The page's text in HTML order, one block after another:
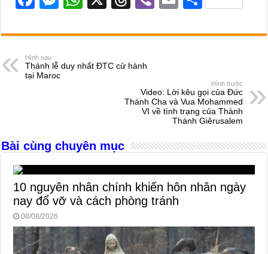
c
e
b
ss
n
at
s
A
e
d
s
er ail ar
Hình sau
Thánh lễ duy nhất ĐTC cử hành
tại Maroc
Hình trước
Video: Lời kêu gọi của Đức
Thánh Cha và Vua Mohammed
VI về tình trạng của Thành
Thánh Giêrusalem
Bài cùng chuyên mục
10 nguyên nhân chính khiến hôn nhân ngày
nay đổ vỡ và cách phòng tránh
08/08/2026